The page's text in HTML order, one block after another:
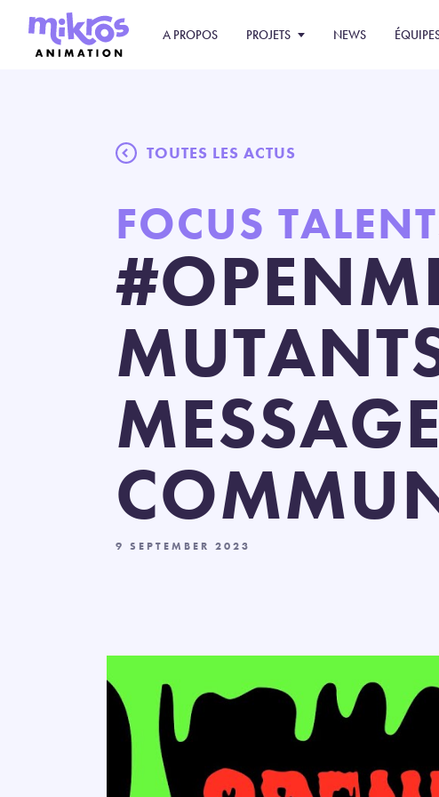
A PROPOS PROJETS NEWS
TOUTES LES ACTUS
FOCUS
9 SEPTEMBER 2023